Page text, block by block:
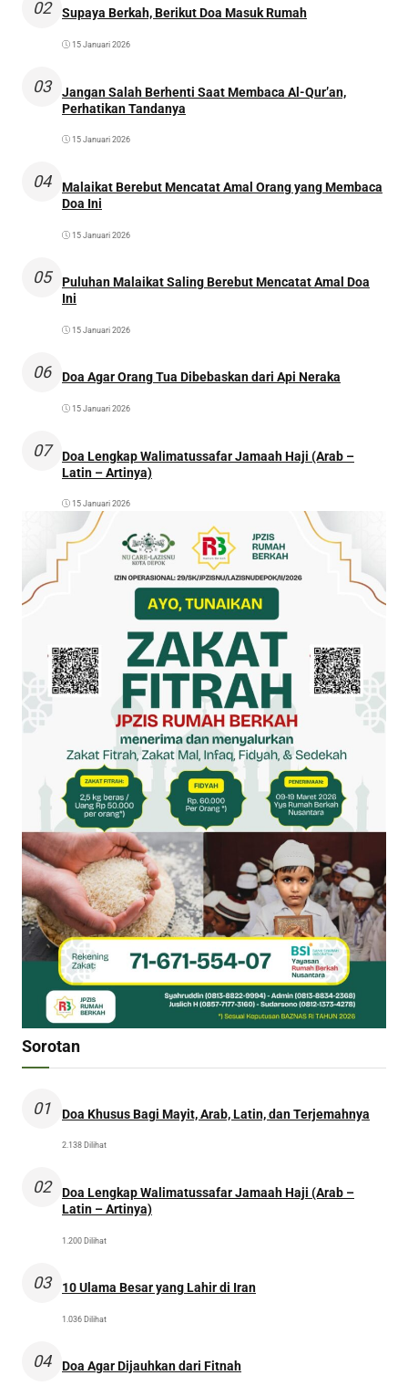
02 Supaya Berkah, Berikut Doa Masuk Rumah
15 Januari 2026
03
Jangan Salah Berhenti Saat Membaca Al-Qur’an,
Perhatikan Tandanya
15 Januari 2026
04
Malaikat Berebut Mencatat Amal Orang yang Membaca
Doa Ini
15 Januari 2026
05
Puluhan Malaikat Saling Berebut Mencatat Amal Doa
Ini
15 Januari 2026
06 Doa Agar Orang Tua Dibebaskan dari Api Neraka
15 Januari 2026
07
Doa Lengkap Walimatussafar Jamaah Haji (Arab –
Latin – Artinya)
15 Januari 2026
Sorotan
01 Doa Khusus Bagi Mayit, Arab, Latin, dan Terjemahnya
2.138 Dilihat
02
Doa Lengkap Walimatussafar Jamaah Haji (Arab –
Latin – Artinya)
1.200 Dilihat
03 10 Ulama Besar yang Lahir di Iran
1.036 Dilihat
04 Doa Agar Dijauhkan dari Fitnah